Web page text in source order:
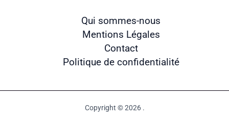
Qui sommes-nous
Mentions Légales
Contact
Politique de confidentialité
Copyright © 2026 .